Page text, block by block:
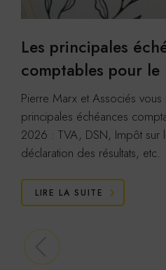
Les principales
comptables pour
Pierre Marx et Associés
principales échéances
2026 : TVA, DSN, Impôt sur
déclaration des résultats, etc.
LIRE LA SUITE
Youtube
Cookies générés par
vidéos directement sur le site
Viméo
Cookies générés par Viméo
vidéos directement sur le site